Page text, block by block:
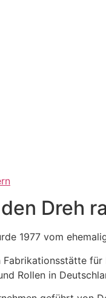
Dreh
1977 vom
Fabrikationsstätte
Rollen in